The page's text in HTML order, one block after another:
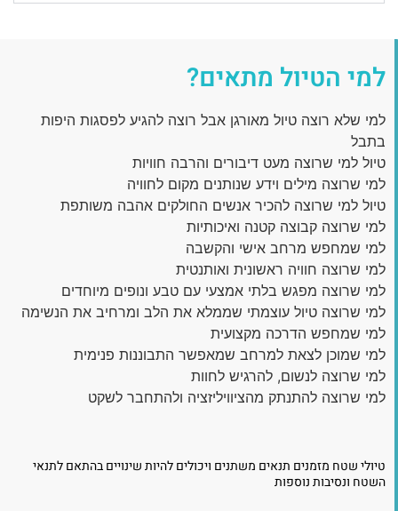
למי הטיול מתאים?
למי שלא רוצה טיול מאורגן אבל רוצה להגיע לפסגות היפות
בתבל
טיול למי שרוצה מעט דיבורים והרבה חוויות
למי שרוצה מילים וידע שנותנים מקום לחוויה
טיול למי שרוצה להכיר אנשים החולקים אהבה משותפת
למי שרוצה קבוצה קטנה ואיכותיות
למי שמחפש מרחב אישי והקשבה
למי שרוצה חוויה ראשונית ואותנטית
למי שרוצה מפגש בלתי אמצעי עם טבע ונופים מיוחדים
למי שרוצה טיול עוצמתי שממלא את הלב ומרחיב את הנשימה
למי שמחפש הדרכה מקצועית
למי שמוכן לצאת למרחב שמאפשר התבוננות פנימית
למי שרוצה לנשום, להרגיש לחוות
למי שרוצה להתנתק מהציוויליזציה ולהתחבר לשקט
טיולי שטח מזמנים תנאים משתנים ויכולים להיות שינויים בהתאם לתנאי
השטח ונסיבות נוספות